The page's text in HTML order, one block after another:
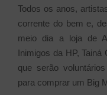
Todos os anos,
corrente do bem e,
meio dia a loja de
Inimigos da HP,
que serão
para comprar um Big